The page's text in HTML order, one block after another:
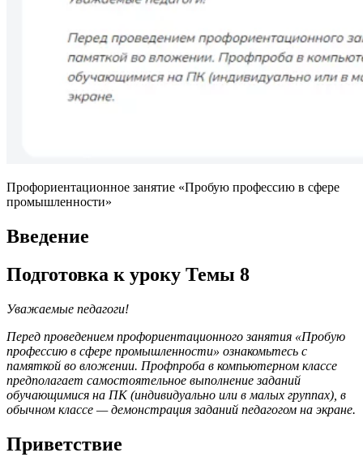
Профориентационное занятие «Пробую профессию в сфере
промышленности»
Введение
Подготовка к уроку Темы 8
Уважаемые педагоги!
Перед проведением профориентационного занятия «Пробую
профессию в сфере промышленности» ознакомьтесь с
памяткой во вложении. Профпроба в компьютерном классе
предполагает самостоятельное выполнение заданий
обучающимися на ПК (индивидуально или в малых группах), в
обычном классе — демонстрация заданий педагогом на экране.
Приветствие